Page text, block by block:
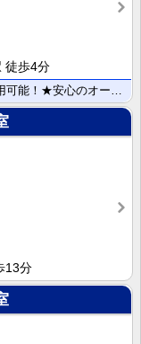
徒歩4分
★お店が豊富な下北沢駅徒歩4分！ ２路線利用可能！★安心のオートロック・ＴＶモニターホン！ 不在時便･･･
13分